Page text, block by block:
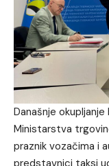
Današnje
Ministarstva
praznik vozačima i